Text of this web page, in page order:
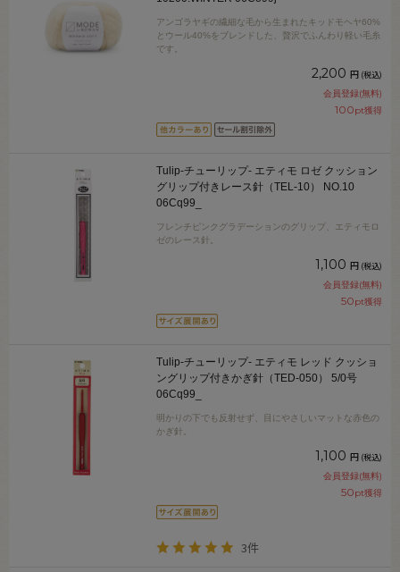
アンゴラヤギの繊細な毛から生まれたキッドモヘヤ60%
とウール40%をブレンドした、贅沢でふんわり軽い毛糸
です。
2,200 円 (税込)
会員登録(無料)
100pt獲得
Tulip-チューリップ- エティモ ロゼ クッション
グリップ付きレース針（TEL-10） NO.10
06Cq99_
フレンチピンクグラデーションのグリップ、エティモロ
ゼのレース針。
1,100 円 (税込)
会員登録(無料)
50pt獲得
Tulip-チューリップ- エティモ レッド クッショ
ングリップ付きかぎ針（TED-050） 5/0号
06Cq99_
明かりの下でも反射せず、目にやさしいマットな赤色の
かぎ針。
1,100 円 (税込)
会員登録(無料)
50pt獲得
3件